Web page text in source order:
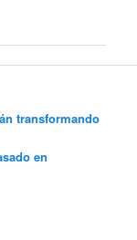
transformando
en